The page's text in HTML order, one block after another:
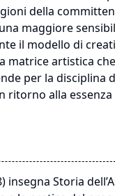
della
maggiore
il modello di
matrice artistica
per la
ritorno alla
insegna Storia